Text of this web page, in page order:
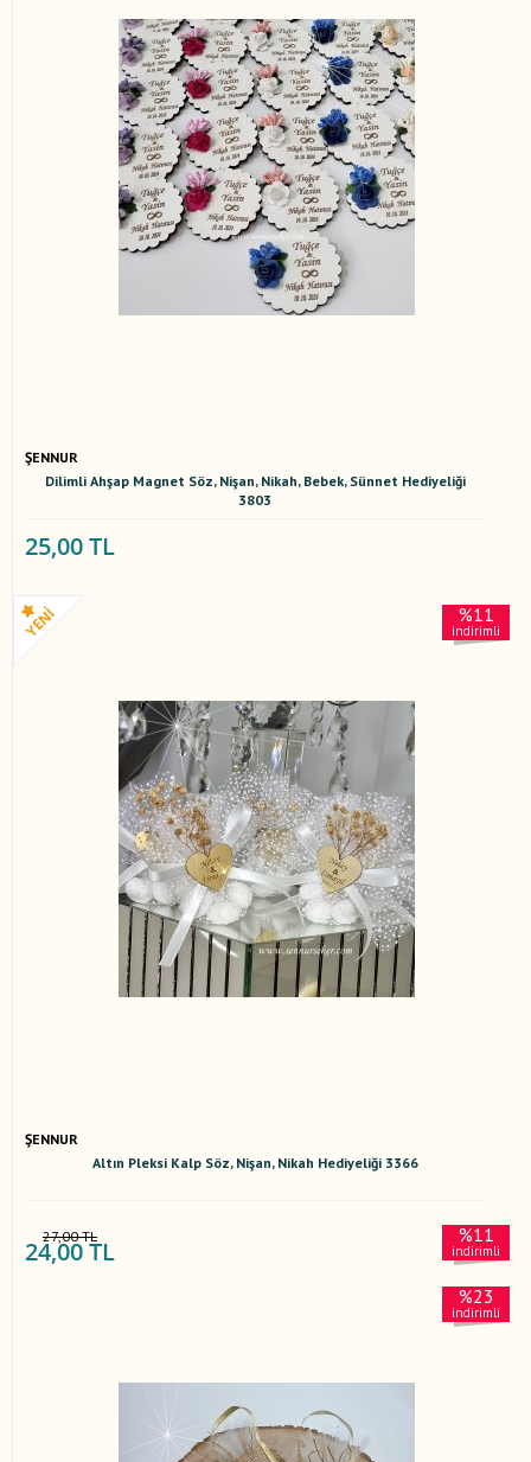
ŞENNUR
Dilimli Ahşap Magnet Söz, Nişan, Nikah, Bebek, Sünnet Hediyeliği
3803
25,00 TL
%11
indirimli
ŞENNUR
Altın Pleksi Kalp Söz, Nişan, Nikah Hediyeliği 3366
27,00 TL
24,00 TL
%11
indirimli
%23
indirimli